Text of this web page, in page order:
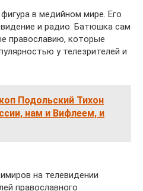
в медийном мире. Его
и радио. Батюшка сам
православию, которые
у телезрителей и
Подольский Тихон
нам и Вифлеем, и
на телевидении
православного